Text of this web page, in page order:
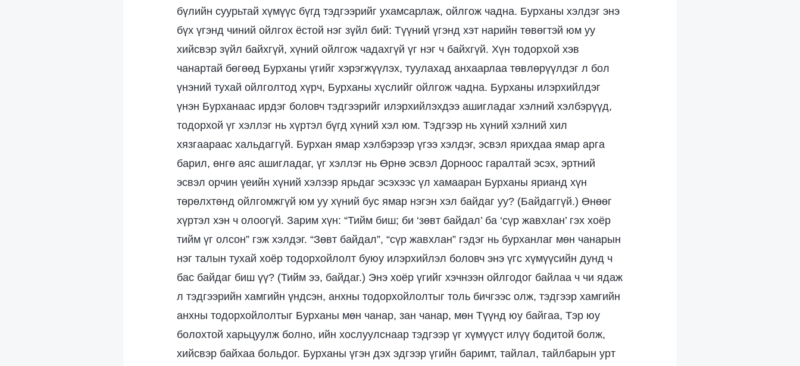
бүлийн суурьтай хүмүүс бүгд тэдгээрийг ухамсарлаж, ойлгож чадна. Бурханы хэлдэг энэ
бүх үгэнд чиний ойлгох ёстой нэг зүйл бий: Түүний үгэнд хэт нарийн төвөгтэй юм уу
хийсвэр зүйл байхгүй, хүний ойлгож чадахгүй үг нэг ч байхгүй. Хүн тодорхой хэв
чанартай бөгөөд Бурханы үгийг хэрэгжүүлэх, туулахад анхаарлаа төвлөрүүлдэг л бол
үнэний тухай ойлголтод хүрч, Бурханы хүслийг ойлгож чадна. Бурханы илэрхийлдэг
үнэн Бурханаас ирдэг боловч тэдгээрийг илэрхийлэхдээ ашигладаг хэлний хэлбэрүүд,
тодорхой үг хэллэг нь хүртэл бүгд хүний хэл юм. Тэдгээр нь хүний хэлний хил
хязгаараас хальдаггүй. Бурхан ямар хэлбэрээр үгээ хэлдэг, эсвэл ярихдаа ямар арга
барил, өнгө аяс ашигладаг, үг хэллэг нь Өрнө эсвэл Дорноос гаралтай эсэх, эртний
эсвэл орчин үеийн хүний хэлээр ярьдаг эсэхээс үл хамааран Бурханы ярианд хүн
төрөлхтөнд ойлгомжгүй юм уу хүний бус ямар нэгэн хэл байдаг уу? (Байдаггүй.) Өнөөг
хүртэл хэн ч олоогүй. Зарим хүн: “Тийм биш; би ‘зөвт байдал’ ба ‘сүр жавхлан’ гэх хоёр
тийм үг олсон” гэж хэлдэг. “Зөвт байдал”, “сүр жавхлан” гэдэг нь бурханлаг мөн чанарын
нэг талын тухай хоёр тодорхойлолт буюу илэрхийлэл боловч энэ үгс хүмүүсийн дунд ч
бас байдаг биш үү? (Тийм ээ, байдаг.) Энэ хоёр үгийг хэчнээн ойлгодог байлаа ч чи ядаж
л тэдгээрийн хамгийн үндсэн, анхны тодорхойлолтыг толь бичгээс олж, тэдгээр хамгийн
анхны тодорхойлолтыг Бурханы мөн чанар, зан чанар, мөн Түүнд юу байгаа, Тэр юу
болохтой харьцуулж болно, ийн хослуулснаар тэдгээр үг хүмүүст илүү бодитой болж,
хийсвэр байхаа больдог. Бурханы үгэн дэх эдгээр үгийн баримт, тайлал, тайлбарын урт